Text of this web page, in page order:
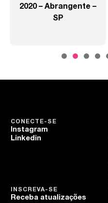
2020 – Abrangente –
SP
CONECTE-SE
Instagram
Linkedin
INSCREVA-SE
Receba atualizações